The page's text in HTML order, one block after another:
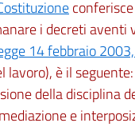
i decreti aventi
14 febbraio
lavoro), è il seguente:
della disciplina
e